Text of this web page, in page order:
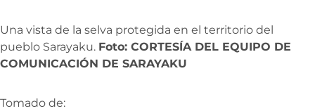
Una vista de la selva protegida en el territorio del
pueblo Sarayaku. Foto: CORTESÍA DEL EQUIPO DE
COMUNICACIÓN DE SARAYAKU
Tomado de: